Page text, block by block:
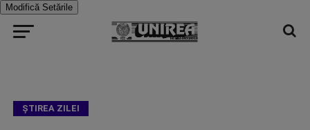
Modifică Setările
ŞTIREA ZILEI